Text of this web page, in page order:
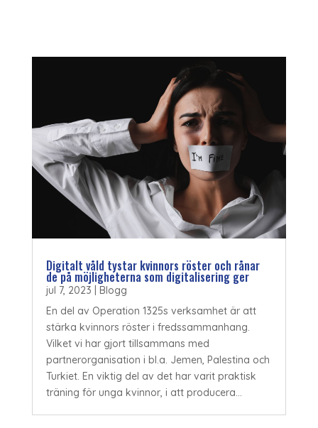
Digitalt våld tystar kvinnors röster och rånar
de på möjligheterna som digitalisering ger
jul 7, 2023
Blogg
En del av Operation 1325s verksamhet är att
stärka kvinnors röster i fredssammanhang.
Vilket vi har gjort tillsammans med
partnerorganisation i bl.a. Jemen, Palestina och
Turkiet. En viktig del av det har varit praktisk
träning för unga kvinnor, i att producera...